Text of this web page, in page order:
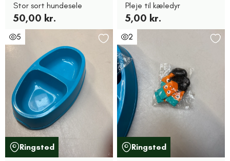
Stor sort hundesele
50,00 kr.
Pleje til kæledyr
5,00 kr.
5
Ringsted
2
Ringsted